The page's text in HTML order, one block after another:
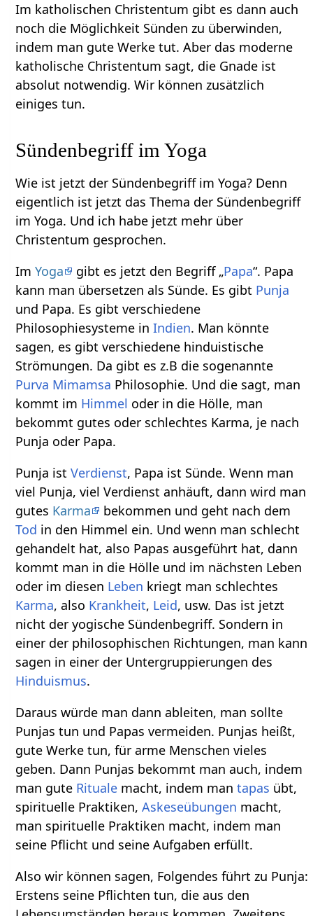
Im katholischen Christentum gibt es dann auch
noch die Möglichkeit Sünden zu überwinden,
indem man gute Werke tut. Aber das moderne
katholische Christentum sagt, die Gnade ist
absolut notwendig. Wir können zusätzlich
einiges tun.
Sündenbegriff im Yoga
Wie ist jetzt der Sündenbegriff im Yoga? Denn
eigentlich ist jetzt das Thema der Sündenbegriff
im Yoga. Und ich habe jetzt mehr über
Christentum gesprochen.
ImYoga gibt es jetzt den Begriff „Papa“. Papa
kann man übersetzen als Sünde. Es gibt Punja
und Papa. Es gibt verschiedene
Philosophiesysteme inIndien. Man könnte
sagen, es gibt verschiedene hinduistische
Strömungen. Da gibt es z.B die sogenannte
Purva Mimamsa Philosophie. Und die sagt, man
kommt im Himmel oder in die Hölle, man
bekommt gutes oder schlechtes Karma, je nach
Punja oder Papa.
Punja istVerdienst, Papa ist Sünde. Wenn man
viel Punja, viel Verdienst anhäuft, dann wird man
gutes Karma
bekommen und geht nach dem
Tod in den Himmel ein. Und wenn man schlecht
gehandelt hat, also Papas ausgeführt hat, dann
kommt man in die Hölle und im nächsten Leben
oder im diesen Leben kriegt man schlechtes
Karma, also Krankheit, Leid, usw. Das ist jetzt
nicht der yogische Sündenbegriff. Sondern in
einer der philosophischen Richtungen, man kann
sagen in einer der Untergruppierungen des
Hinduismus.
Daraus würde man dann ableiten, man sollte
Punjas tun und Papas vermeiden. Punjas heißt,
gute Werke tun, für arme Menschen vieles
geben. Dann Punjas bekommt man auch, indem
man gute Rituale macht, indem mantapas übt,
spirituelle Praktiken,Askeseübungen macht,
man spirituelle Praktiken macht, indem man
seine Pflicht und seine Aufgaben erfüllt.
Also wir können sagen, Folgendes führt zu Punja:
Erstens seine Pflichten tun, die aus den